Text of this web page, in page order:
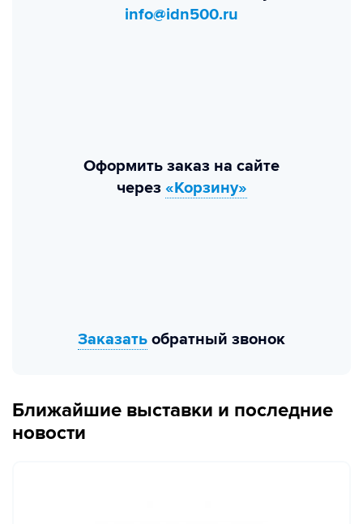
info@idn500.ru
Оформить заказ на сайте
через «Корзину»
Заказать обратный звонок
Ближайшие выставки и последние
новости